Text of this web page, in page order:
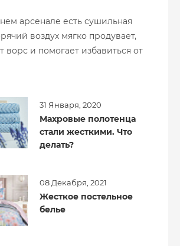
арсенале есть сушильная
воздух мягко продувает,
ворс и помогает избавиться от
31 Января, 2020
Махровые полотенца
стали жесткими. Что
делать?
08 Декабря, 2021
Жесткое постельное
белье